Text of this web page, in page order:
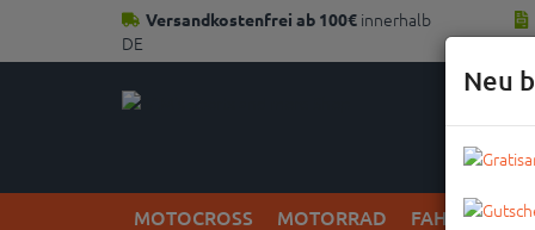
Versandkostenfrei ab 100€ innerhalb
DE
MOTOCROSS MOTORRAD FAHRRAD
Neu